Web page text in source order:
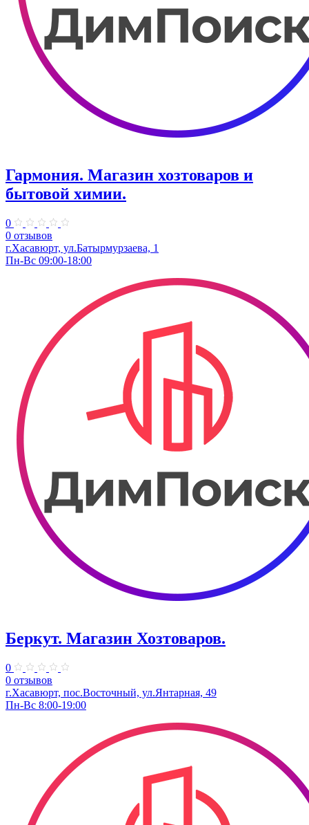
Гармония. Магазин хозтоваров и
бытовой химии.
0
0 отзывов
г.Хасавюрт, ул.Батырмурзаева, 1
Пн-Вс 09:00-18:00
Беркут. Магазин Хозтоваров.
0
0 отзывов
г.Хасавюрт, пос.Восточный, ул.Янтарная, 49
Пн-Вс 8:00-19:00